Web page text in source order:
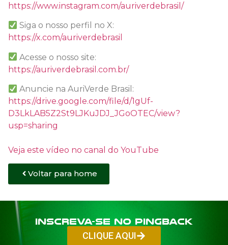
https://www.instagram.com/auriverdebrasil/
Siga o nosso perfil no X:
https://x.com/auriverdebrasil
Acesse o nosso site:
https://auriverdebrasil.com.br/
Anuncie na AuriVerde Brasil:
https://drive.google.com/file/d/1gUf-
D3LkLAB5Z2St9LJKuJDJ_JGoOTEC/view?
usp=sharing
Veja este vídeo no canal do YouTube
Voltar para home
Inscreva-se no PINGBACK
CLIQUE AQUI